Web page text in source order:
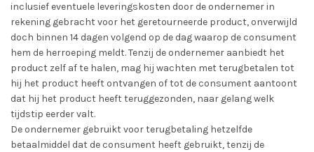
inclusief eventuele leveringskosten door de ondernemer in
rekening gebracht voor het geretourneerde product, onverwijld
doch binnen 14 dagen volgend op de dag waarop de consument
hem de herroeping meldt. Tenzij de ondernemer aanbiedt het
product zelf af te halen, mag hij wachten met terugbetalen tot
hij het product heeft ontvangen of tot de consument aantoont
dat hij het product heeft teruggezonden, naar gelang welk
tijdstip eerder valt.
De ondernemer gebruikt voor terugbetaling hetzelfde
betaalmiddel dat de consument heeft gebruikt, tenzij de